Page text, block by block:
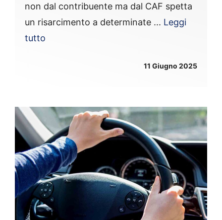
non dal contribuente ma dal CAF spetta
un risarcimento a determinate ... Leggi
tutto
11 Giugno 2025